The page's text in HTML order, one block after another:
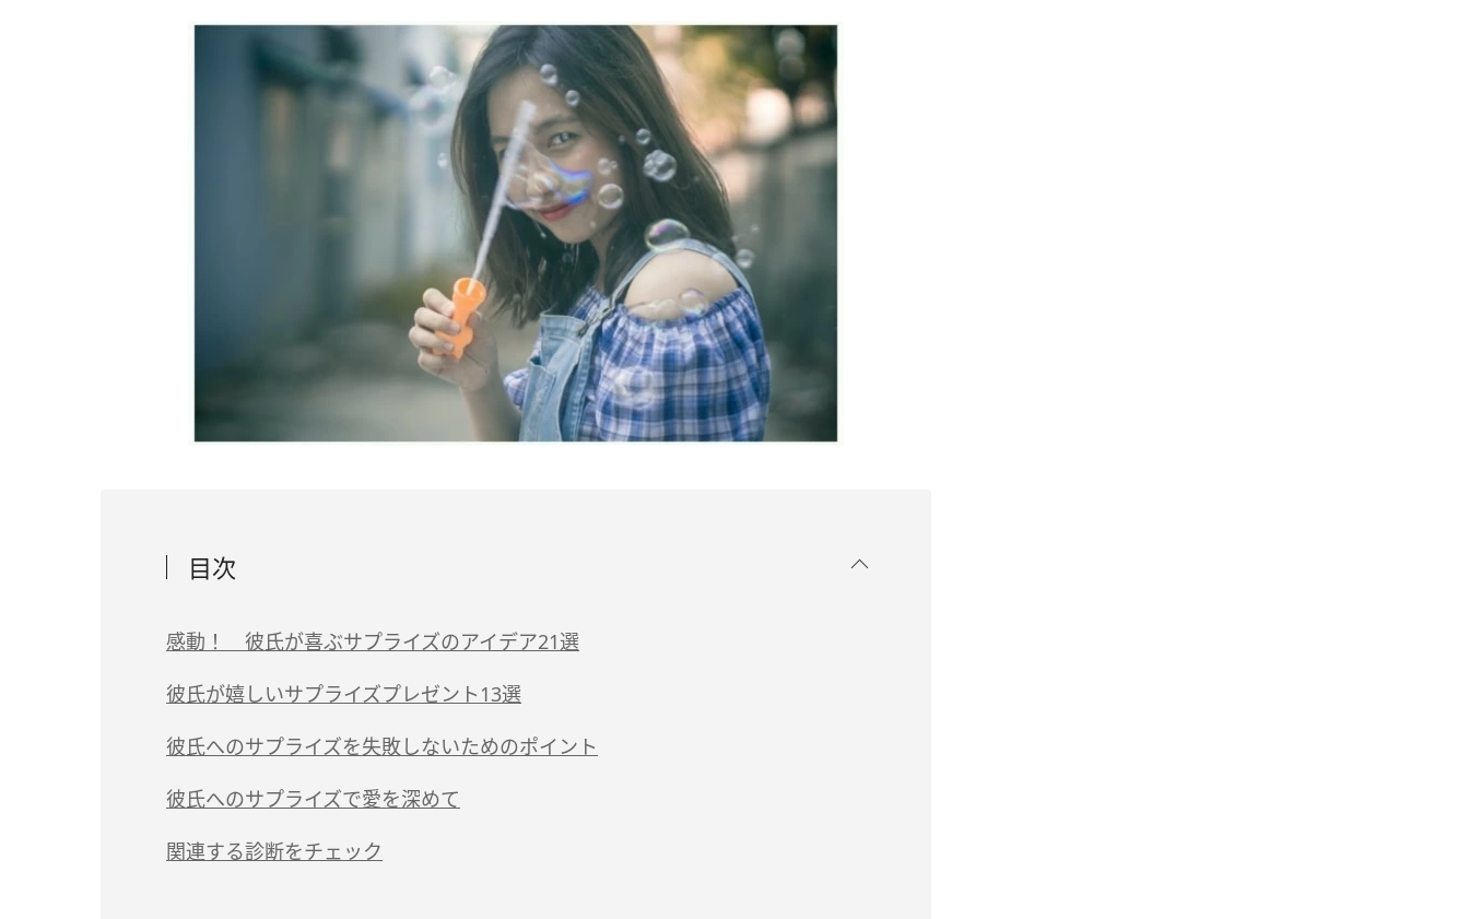
目次
感動！ 彼氏が喜ぶサプライズのアイデア21選
彼氏が嬉しいサプライズプレゼント13選
彼氏へのサプライズを失敗しないためのポイント
彼氏へのサプライズで愛を深めて
関連する診断をチェック